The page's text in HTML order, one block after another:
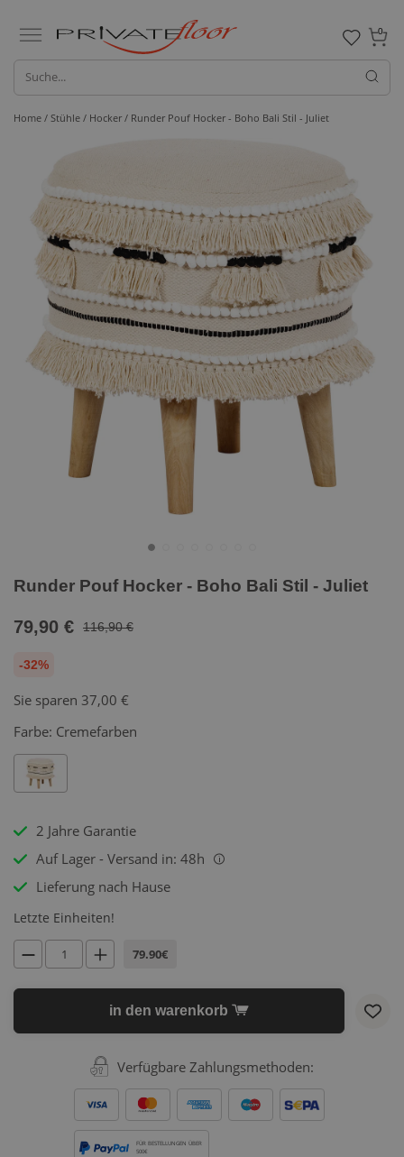
0
Home / Stühle / Hocker / Runder Pouf Hocker - Boho Bali Stil - Juliet
Runder Pouf Hocker - Boho Bali Stil - Juliet
79,90 € 116,90 €
-32%
Sie sparen 37,00 €
Farbe: Cremefarben
2 Jahre Garantie
Auf Lager - Versand in: 48h
i
Lieferung nach Hause
Letzte Einheiten!
79.90€
in den warenkorb
Verfügbare Zahlungsmethoden:
FÜR BESTELLUNGEN ÜBER
500€